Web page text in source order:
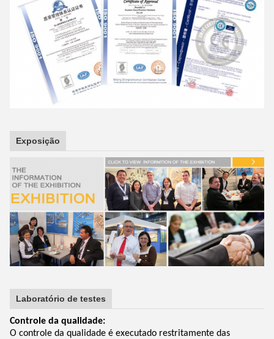
Exposição
Laboratório de testes
Controle da qualidade:
O controle da qualidade é executado restritamente das